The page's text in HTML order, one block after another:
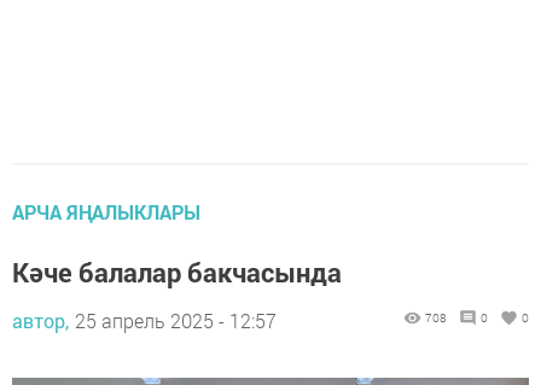
АРЧА ЯҢАЛЫКЛАРЫ
Кәче балалар бакчасында
автор, 25 апрель 2025 - 12:57 708 0 0